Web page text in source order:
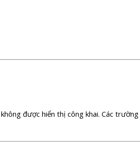
được hiển thị công khai. Các